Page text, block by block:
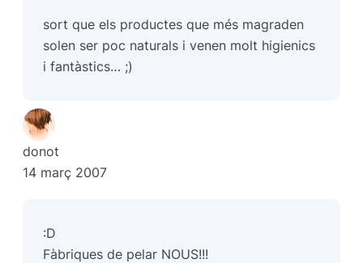
sort que els productes que més magraden
solen ser poc naturals i venen molt higienics
i fantàstics… ;)
donot
14 març 2007
:D
Fàbriques de pelar NOUS!!!